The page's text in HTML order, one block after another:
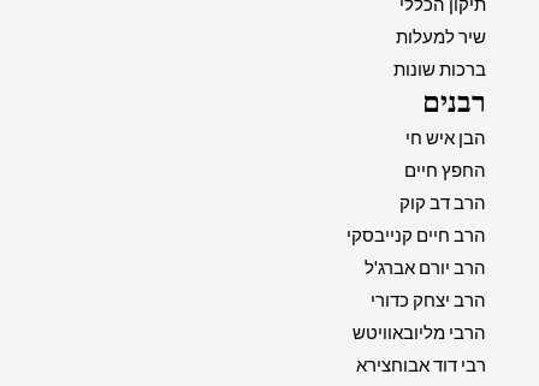
תיקון הכללי
שיר למעלות
ברכות שונות
רבנים
הבן איש חי
החפץ חיים
הרב דב קוק
הרב חיים קנייבסקי
הרב יורם אברג'ל
הרב יצחק כדורי
הרבי מליובאוויטש
רבי דוד אבוחצירא